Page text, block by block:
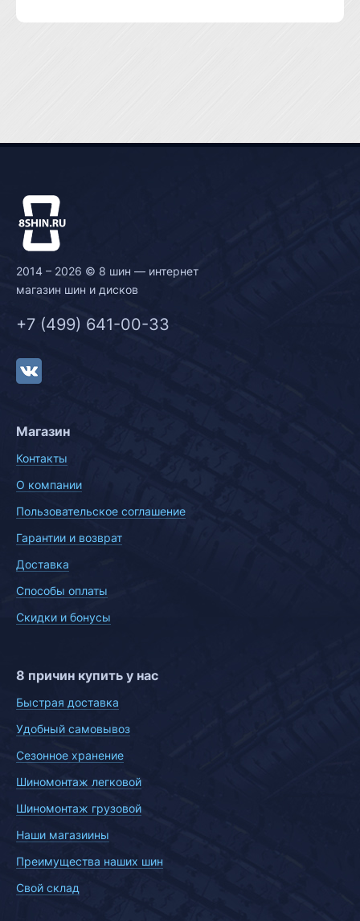
2014 – 2026 © 8 шин — интернет
магазин шин и дисков
+7 (499) 641-00-33
Магазин
Контакты
О компании
Пользовательское соглашение
Гарантии и возврат
Доставка
Способы оплаты
Скидки и бонусы
8 причин купить у нас
Быстрая доставка
Удобный самовывоз
Сезонное хранение
Шиномонтаж легковой
Шиномонтаж грузовой
Наши магазиины
Преимущества наших шин
Свой склад